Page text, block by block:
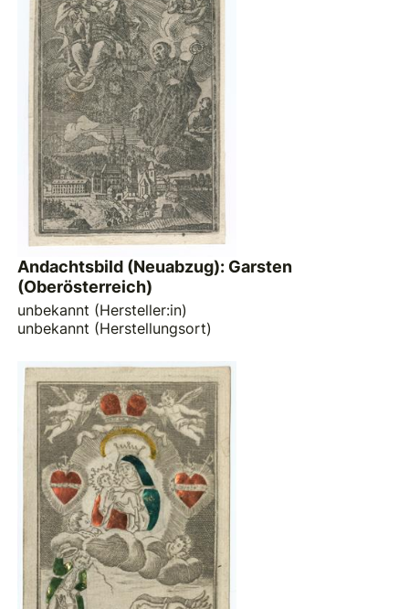
Andachtsbild (Neuabzug): Garsten
(Oberösterreich)
unbekannt (Hersteller:in)
unbekannt (Herstellungsort)